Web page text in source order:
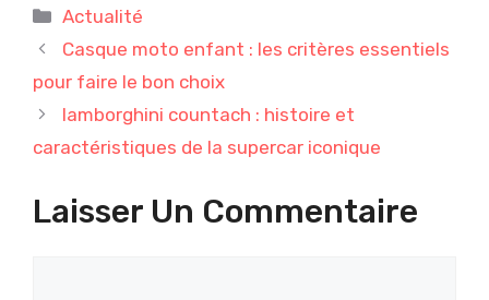
Catégories
Actualité
Casque moto enfant : les critères essentiels
pour faire le bon choix
lamborghini countach : histoire et
caractéristiques de la supercar iconique
Laisser Un Commentaire